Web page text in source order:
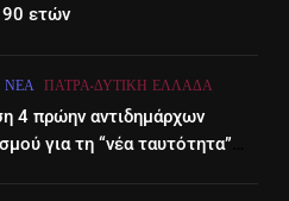
90 ετών
ΝΈΑ ΠΆΤΡΑ-ΔΥΤΙΚΉ ΕΛΛΆΔΑ
4 πρώην αντιδημάρχων
για τη “νέα ταυτότητα”